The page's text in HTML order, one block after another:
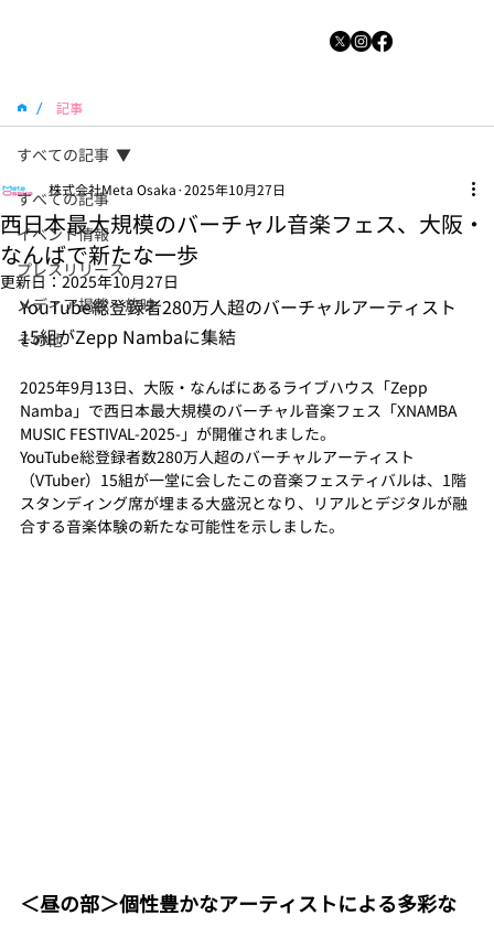
/ 記事
すべての記事
イベント情報
プレスリリース
メディア掲載・放映
その他
すべての記事
西日本最大規模のバーチャル音楽フェス、大阪・
なんばで新たな一歩
株式会社Meta Osaka 2025年10月27日
更新日：2025年10月27日
YouTube総登録者280万人超のバーチャルアーティスト
15組がZepp Nambaに集結
2025年9月13日、大阪・なんばにあるライブハウス「Zepp
Namba」で西日本最大規模のバーチャル音楽フェス「XNAMBA
MUSIC FESTIVAL-2025-」が開催されました。
YouTube総登録者数280万人超のバーチャルアーティスト
（VTuber）15組が一堂に会したこの音楽フェスティバルは、1階
スタンディング席が埋まる大盛況となり、リアルとデジタルが融
合する音楽体験の新たな可能性を示しました。
＜昼の部＞個性豊かなアーティストによる多彩な